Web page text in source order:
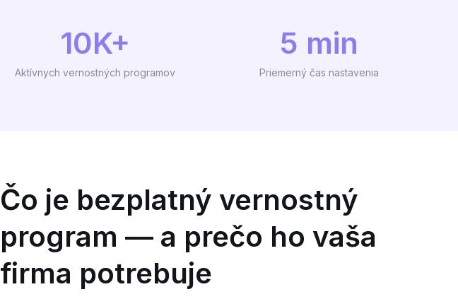
10K+
Aktívnych vernostných programov
5 min
Priemerný čas nastavenia
Čo je bezplatný vernostný
program — a prečo ho vaša
firma potrebuje